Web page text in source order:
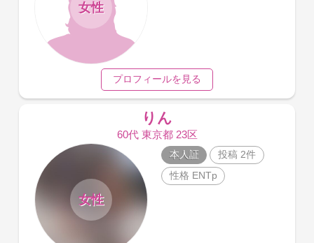
女性
プロフィールを見る
りん
60代 東京都 23区
女性
本人証
投稿 2件
性格 ENTp